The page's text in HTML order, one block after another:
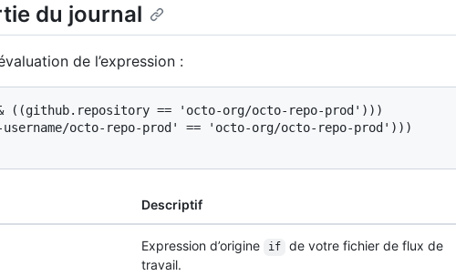
du journal
de l’expression :
((github.repository == 'octo-org/octo-repo-prod')))
username/octo-repo-prod' == 'octo-org/octo-repo-prod')))
Descriptif
Expression d’origine if
de votre fichier de flux de
travail.